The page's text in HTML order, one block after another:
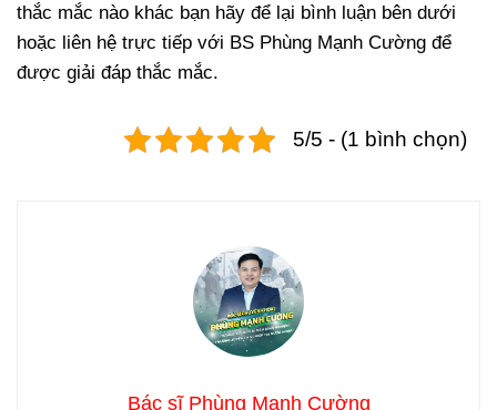
thắc mắc nào khác bạn hãy để lại bình luận bên dưới
hoặc liên hệ trực tiếp với BS Phùng Mạnh Cường để
được giải đáp thắc mắc.
5/5 - (1 bình chọn)
Bác sĩ Phùng Mạnh Cường